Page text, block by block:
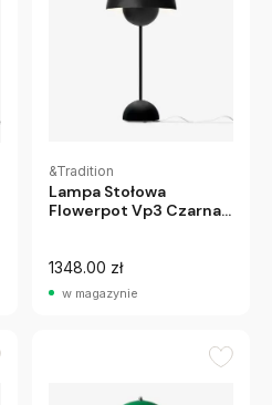
&Tradition
Lampa Stołowa
Flowerpot Vp3 Czarna
1348.00 zł
w magazynie